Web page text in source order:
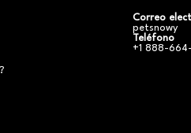
Correo
petsnowy
Teléfono
+1 888-